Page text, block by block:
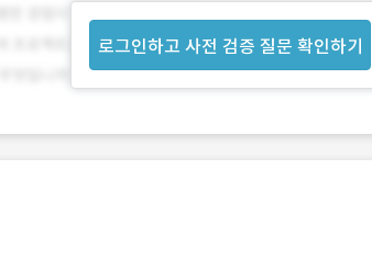
로그인하고 사전 검증 질문 확인하기